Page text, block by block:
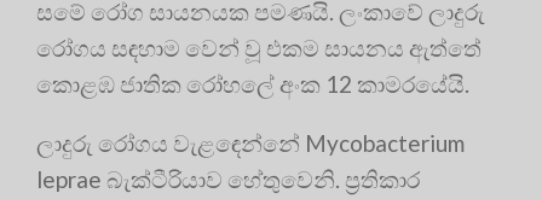
සමේ රෝග සායනයක පමණයි. ලංකාවේ ලාදුරු
රෝගය සඳහාම වෙන් වූ එකම සායනය ඇත්තේ
කොළඹ ජාතික රෝහලේ අංක 12 කාමරයේයි.
ලාදුරු රෝගය වැළඳෙන්නේ Mycobacterium
leprae බැක්ටීරියාව හේතුවෙනි. ප්‍රතිකාර